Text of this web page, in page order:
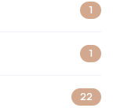
1
1
22